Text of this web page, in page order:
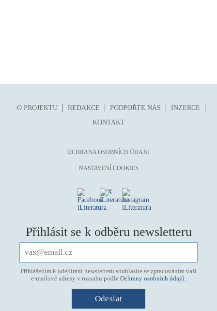
O PROJEKTU REDAKCE PODPOŘTE NÁS
INZERCE
KONTAKT
OCHRANA OSOBNÍCH ÚDAJŮ
NASTAVENÍ COOKIES
Přihlásit se k odběru newsletteru
Přihlášením k odebírání newsletteru souhlasíte se zpracováním vaší
e-mailové adresy v rozsahu podle Ochrany osobních údajů.